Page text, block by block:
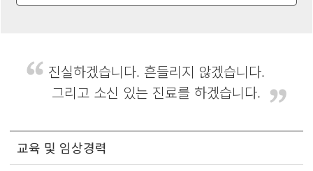
진실하겠습니다. 흔들리지 않겠습니다.
그리고 소신 있는 진료를 하겠습니다.
교육 및 임상경력